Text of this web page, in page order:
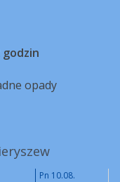
opady
Pn 10.08.